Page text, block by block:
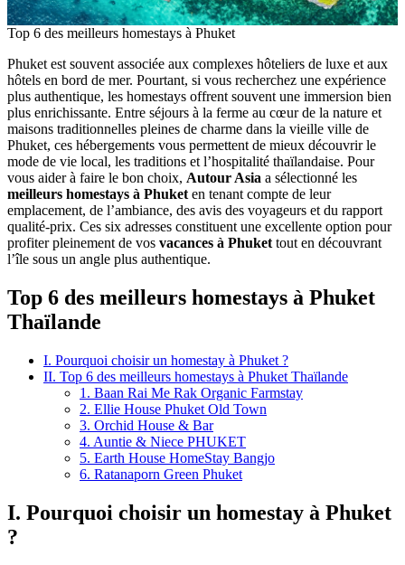
Top 6 des meilleurs homestays à Phuket
Phuket est souvent associée aux complexes hôteliers de luxe et aux
hôtels en bord de mer. Pourtant, si vous recherchez une expérience
plus authentique, les homestays offrent souvent une immersion bien
plus enrichissante. Entre séjours à la ferme au cœur de la nature et
maisons traditionnelles pleines de charme dans la vieille ville de
Phuket, ces hébergements vous permettent de mieux découvrir le
mode de vie local, les traditions et l’hospitalité thaïlandaise. Pour
vous aider à faire le bon choix, Autour Asia a sélectionné les
meilleurs homestays à Phuket en tenant compte de leur
emplacement, de l’ambiance, des avis des voyageurs et du rapport
qualité-prix. Ces six adresses constituent une excellente option pour
profiter pleinement de vos vacances à Phuket tout en découvrant
l’île sous un angle plus authentique.
Top 6 des meilleurs homestays à Phuket
Thaïlande
I. Pourquoi choisir un homestay à Phuket ?
II. Top 6 des meilleurs homestays à Phuket Thaïlande
1. Baan Rai Me Rak Organic Farmstay
2. Ellie House Phuket Old Town
3. Orchid House & Bar
4. Auntie & Niece PHUKET
5. Earth House HomeStay Bangjo
6. Ratanaporn Green Phuket
I. Pourquoi choisir un homestay à Phuket
?